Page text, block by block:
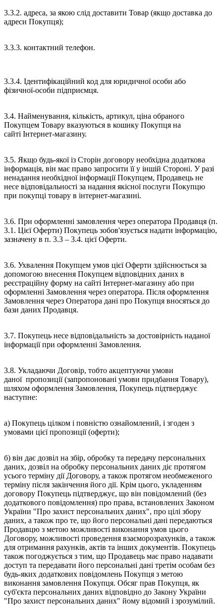
3.3.2. адреса, за якою слід доставити Товар (якщо доставка до
адреси Покупця);
3.3.3. контактний телефон.
3.3.4. Ідентифікаційний код для юридичної особи або
фізичної-особи підприємця.
3.4. Найменування, кількість, артикул, ціна обраного
Покупцем Товару вказуються в кошику Покупця на
сайті Інтернет-магазину.
3.5. Якщо будь-якої із Сторін договору необхідна додаткова
інформація, він має право запросити її у іншій Стороні. У разі
ненадання необхідної інформації Покупцем, Продавець не
несе відповідальності за надання якісної послуги Покупцю
при покупці товару в інтернет-магазині.
3.6. При оформленні замовлення через оператора Продавця (п.
3.1. Цієї Оферти) Покупець зобов'язується надати інформацію,
зазначену в п. 3.3 – 3.4. цієї Оферти.
3.6. Ухвалення Покупцем умов цієї Оферти здійснюється за
допомогою внесення Покупцем відповідних даних в
реєстраційну форму на сайті Інтернет-магазину або при
оформленні Замовлення через оператора. Після оформлення
Замовлення через Оператора дані про Покупця вносяться до
бази даних Продавця.
3.7. Покупець несе відповідальність за достовірність наданої
інформації при оформленні Замовлення.
3.8. Укладаючи Договір, тобто акцептуючи умови
даної пропозиції (запропоновані умови придбання Товару),
шляхом оформлення Замовлення, Покупець підтверджує
наступне:
а) Покупець цілком і повністю ознайомлений, і згоден з
умовами цієї пропозиції (оферти);
б) він дає дозвіл на збір, обробку та передачу персональних
даних, дозвіл на обробку персональних даних діє протягом
усього терміну дії Договору, а також протягом необмеженого
терміну після закінчення його дії. Крім цього, укладенням
договору Покупець підтверджує, що він повідомлений (без
додаткового повідомлення) про права, встановлених Законом
України "Про захист персональних даних", про цілі збору
даних, а також про те, що його персональні дані передаються
Продавцю з метою можливості виконання умов цього
Договору, можливості проведення взаєморозрахунків, а також
для отримання рахунків, актів та інших документів. Покупець
також погоджується з тим, що Продавець має право надавати
доступ та передавати його персональні дані третім особам без
будь-яких додаткових повідомлень Покупця з метою
виконання замовлення Покупця. Обсяг прав Покупця, як
суб'єкта персональних даних відповідно до Закону України
"Про захист персональних даних" йому відомий і зрозумілий.